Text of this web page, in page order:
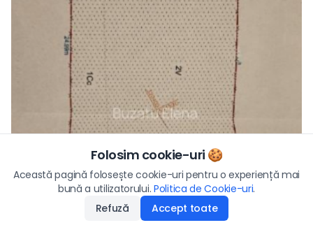
Preț
236.700€
24.02.2026
Aplică
Folosim cookie-uri 🍪
Această pagină folosește cookie-uri pentru o experiență mai
bună a utilizatorului. Politica de Cookie-uri.
Refuză
Accept toate